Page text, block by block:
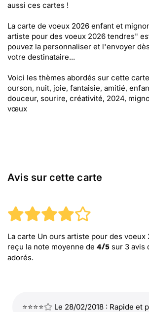
aussi ces cartes !
La carte de voeux 2026 enfant et
artiste pour des voeux 2026 tendres"
pouvez la personnaliser et l'envoyer
votre destinataire...
Voici les thèmes abordés sur cette
ourson, nuit, joie, fantaisie, amitié,
douceur, sourire, créativité, 2024,
vœux
Avis sur cette carte
La carte Un ours artiste pour des voeux
reçu la note moyenne de 4/5 sur 3 avis
adorés.
⭐⭐⭐⭐ Le 28/02/2018 : Rapide et